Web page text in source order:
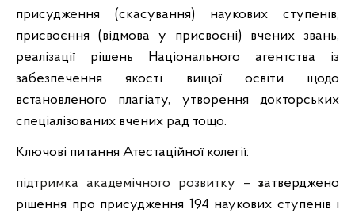
присудження (скасування) наукових ступенів,
присвоєння (відмова у присвоєні) вчених звань,
реалізації рішень Національного агентства із
забезпечення якості вищої освіти щодо
встановленого плагіату, утворення докторських
спеціалізованих вчених рад тощо.
Ключові питання Атестаційної колегії:
підтримка академічного розвитку – затверджено
рішення про присудження 194 наукових ступенів і